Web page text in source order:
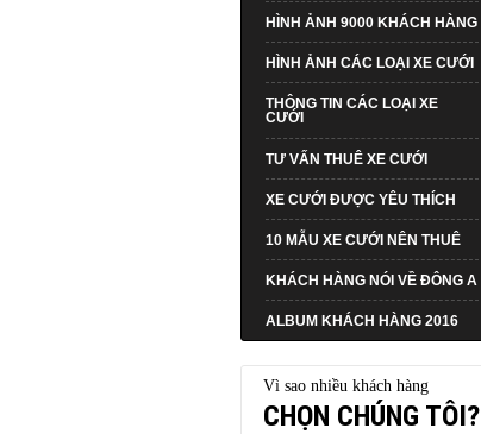
HÌNH ẢNH 9000 KHÁCH HÀNG
HÌNH ẢNH CÁC LOẠI XE CƯỚI
THÔNG TIN CÁC LOẠI XE
CƯỚI
TƯ VẤN THUÊ XE CƯỚI
XE CƯỚI ĐƯỢC YÊU THÍCH
10 MẪU XE CƯỚI NÊN THUÊ
KHÁCH HÀNG NÓI VỀ ĐÔNG A
ALBUM KHÁCH HÀNG 2016
Vì sao nhiều khách hàng
CHỌN CHÚNG TÔI?